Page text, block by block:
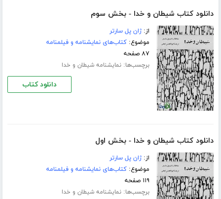
دانلود کتاب شیطان و خدا - بخش سوم
از:ژان پل سارتر
موضوع:کتاب‌های نمایشنامه و فیلمنامه
۸۷ صفحه
برچسب‌ها:نمایشنامه شیطان و خدا
دانلود کتاب
دانلود کتاب شیطان و خدا - بخش اول
از:ژان پل سارتر
موضوع:کتاب‌های نمایشنامه و فیلمنامه
۱۱۹ صفحه
برچسب‌ها:نمایشنامه شیطان و خدا